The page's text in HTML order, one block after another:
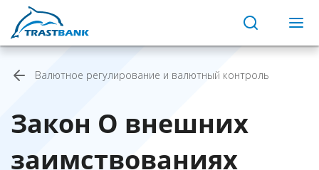
Валютное регулирование и валютный контроль
Закон О внешних
заимствованиях